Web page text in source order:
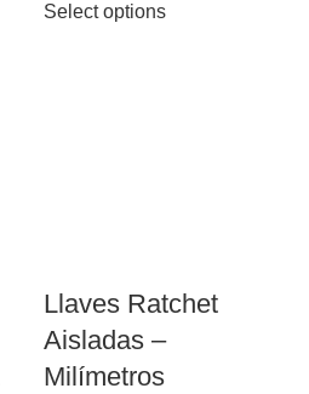
Select options
Llaves Ratchet
Aisladas –
Milímetros